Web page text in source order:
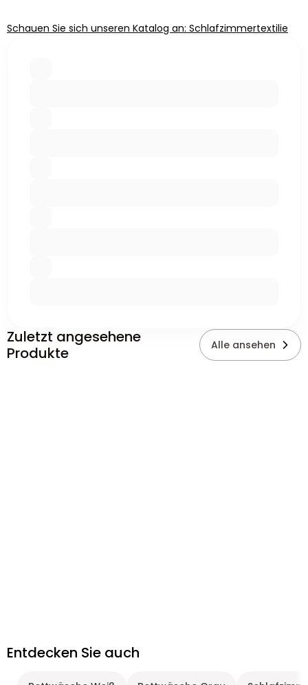
Schauen Sie sich unseren Katalog an: Schlafzimmertextilie
Zuletzt angesehene
Produkte
Alle ansehen
Entdecken Sie auch